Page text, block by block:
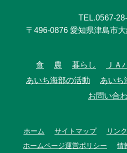
TEL.0567-
〒496-0876 愛知県津島市
食 農 暮らし ＪＡ
あいち海部の活動
あいち
お問い合
ホーム サイトマップ リンク
ホームページ運営ポリシー
情